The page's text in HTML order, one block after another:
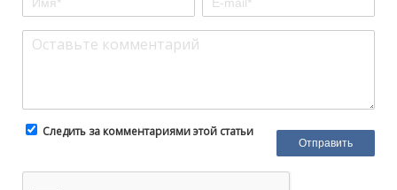
Следить за комментариями этой статьи